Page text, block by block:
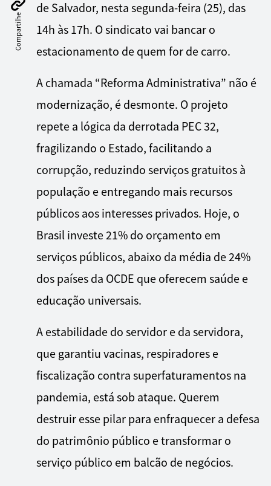
Compartilhe
de Salvador, nesta segunda-feira (25), das
14h às 17h. O sindicato vai bancar o
estacionamento de quem for de carro.
A chamada “Reforma Administrativa” não é
modernização, é desmonte. O projeto
repete a lógica da derrotada PEC 32,
fragilizando o Estado, facilitando a
corrupção, reduzindo serviços gratuitos à
população e entregando mais recursos
públicos aos interesses privados. Hoje, o
Brasil investe 21% do orçamento em
serviços públicos, abaixo da média de 24%
dos países da OCDE que oferecem saúde e
educação universais.
A estabilidade do servidor e da servidora,
que garantiu vacinas, respiradores e
fiscalização contra superfaturamentos na
pandemia, está sob ataque. Querem
destruir esse pilar para enfraquecer a defesa
do patrimônio público e transformar o
serviço público em balcão de negócios.